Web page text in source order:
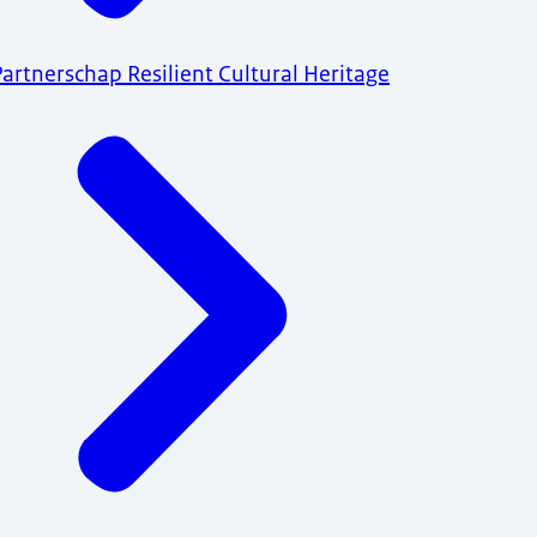
Resilient Cultural Heritage